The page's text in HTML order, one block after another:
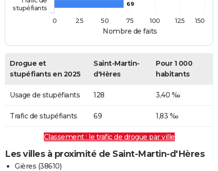
Nombre de faits
69
stupéfiants
0
25 50 75 100 125 150
Drogue et
stupéfiants en 2025
Saint-Martin-
d'Hères
Pour 1 000
habitants
Usage de stupéfiants 128 3,40 ‰
Trafic de stupéfiants 69 1,83 ‰
Classement : le trafic de drogue par ville
Les villes à proximité de Saint-Martin-d'Hères
Gières (38610)